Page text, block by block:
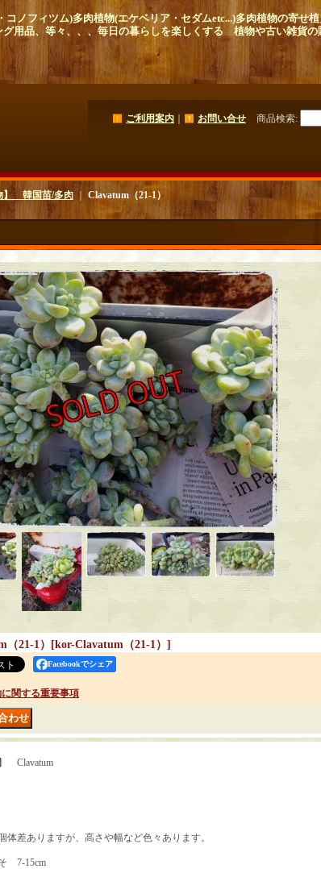
ノフィツム)多肉植物(エケベリア・セダムetc...)多肉植物の寄せ
グ用品、等々、、、毎日の暮らしを楽しくする 植物や古い雑貨の
ご利用案内 お問い合せ 商品検索:
】 韓国苗/多肉 Clavatum（21-1）
（21-1） [kor-Clavatum（21-1） ]
Facebookでシェア
関する重要事項
Clavatum
体差ありますが、高さや幅など色々あります。
7-15cm